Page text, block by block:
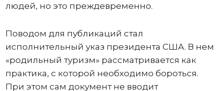
людей, но это преждевременно.
Поводом для публикаций стал
исполнительный указ президента США. В нем
«родильный туризм» рассматривается как
практика, с которой необходимо бороться.
При этом сам документ не вводит